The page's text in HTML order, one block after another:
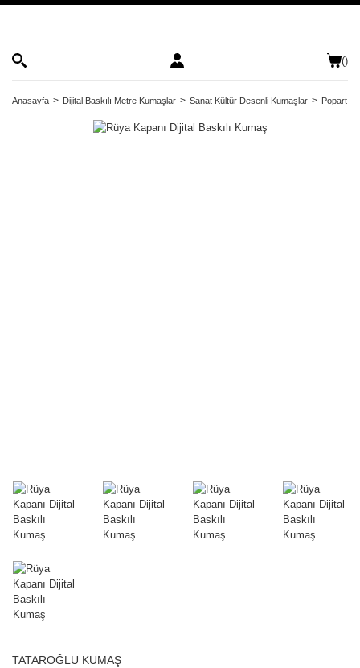
()
Anasayfa Dijital Baskılı Metre Kumaşlar Sanat Kültür Desenli Kumaşlar Popart
TATAROĞLU KUMAŞ